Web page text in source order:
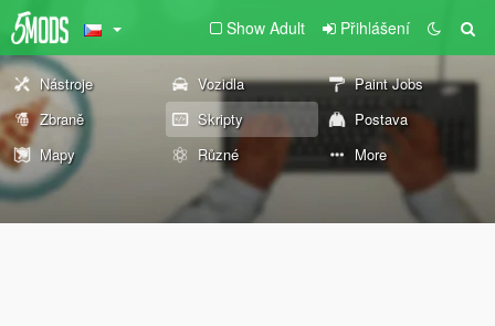
Show Adult Přihlášení
Nástroje Vozidla
Paint Jobs
Zbraně
Skripty
Postava
Mapy
Různé More